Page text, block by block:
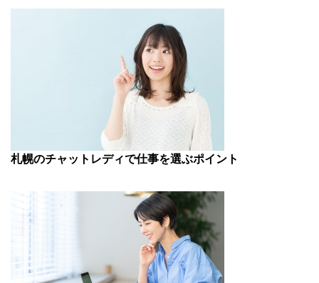
札幌のチャットレディで仕事を選ぶポイント